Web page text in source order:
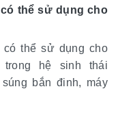
có thể sử dụng cho
có thể sử dụng cho
hệ sinh thái
bắn đinh, máy